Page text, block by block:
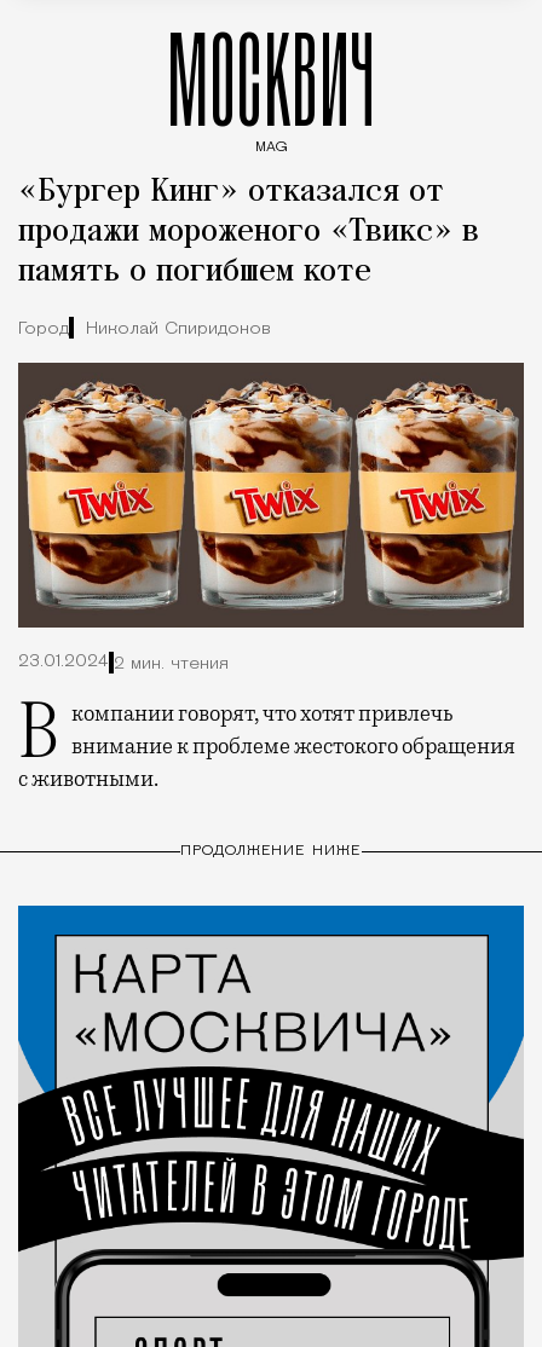
МОСКВИЧ
MAG
«Бургер Кинг» отказался от
продажи мороженого «Твикс» в
память о погибшем коте
Город Николай Спиридонов
23.01.2024 2 мин. чтения
В компании говорят, что хотят привлечь внимание к проблеме жестокого обращения
с животными.
ПРОДОЛЖЕНИЕ НИЖЕ